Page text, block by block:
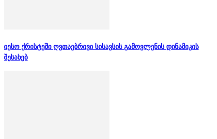
იესო ქრისტეში ღვთაებრივი სისავსის გამოვლენის დინამიკის
შესახებ